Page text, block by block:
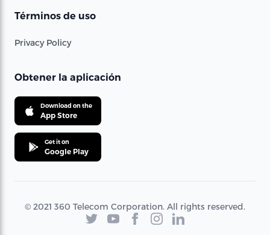
Términos de uso
Privacy Policy
Obtener la aplicación
Download on the
App Store
Get it on
Google Play
© 2021 360 Telecom Corporation. All rights reserved.